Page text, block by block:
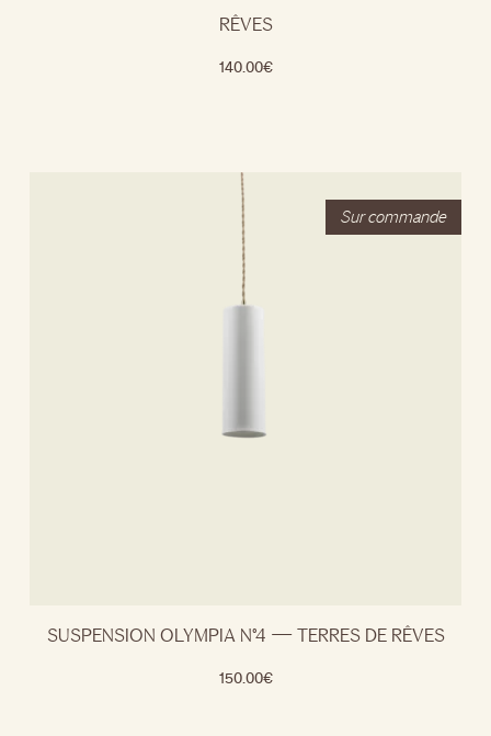
RÊVES
140.00€
SUSPENSION OLYMPIA N°4 — TERRES DE RÊVES
150.00€